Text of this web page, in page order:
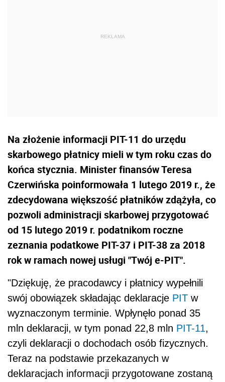
Na złożenie informacji PIT-11 do urzędu
skarbowego płatnicy mieli w tym roku czas do
końca stycznia. Minister finansów Teresa
Czerwińska poinformowała 1 lutego 2019 r., że
zdecydowana większość płatników zdążyła, co
pozwoli administracji skarbowej przygotować
od 15 lutego 2019 r. podatnikom roczne
zeznania podatkowe PIT-37 i PIT-38 za 2018
rok w ramach nowej usługi "Twój e-PIT".
"Dziękuję, że pracodawcy i płatnicy wypełnili
swój obowiązek składając deklaracje PIT w
wyznaczonym terminie. Wpłynęło ponad 35
mln deklaracji, w tym ponad 22,8 mln PIT-11,
czyli deklaracji o dochodach osób fizycznych.
Teraz na podstawie przekazanych w
deklaracjach informacji przygotowane zostaną